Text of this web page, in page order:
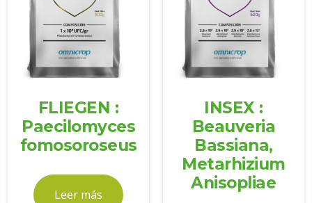
FLIEGEN :
Paecilomyces
fomosoroseus
Leer más
INSEX :
Beauveria
Bassiana,
Metarhizium
Anisopliae